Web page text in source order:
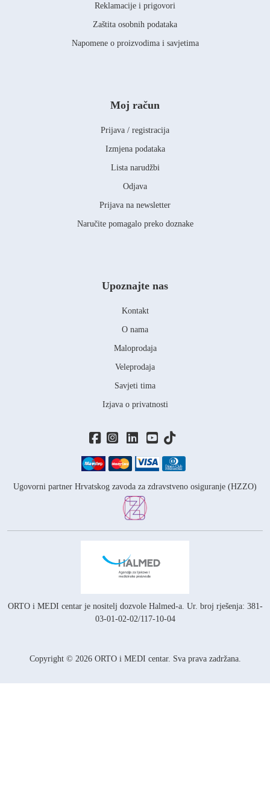
Reklamacije i prigovori
Zaštita osobnih podataka
Napomene o proizvodima i savjetima
Moj račun
Prijava / registracija
Izmjena podataka
Lista narudžbi
Odjava
Prijava na newsletter
Naručite pomagalo preko doznake
Copyright © 2026 ORTO i MEDI centar. Sva prava zadržana.
Ugovorni partner Hrvatskog zavoda za zdravstveno osiguranje (HZZO)
ORTO i MEDI centar je nositelj dozvole Halmed-a. Ur. broj rješenja: 381-
03-01-02-02/117-10-04
Upoznajte nas
Kontakt
O nama
Maloprodaja
Veleprodaja
Savjeti tima
Izjava o privatnosti